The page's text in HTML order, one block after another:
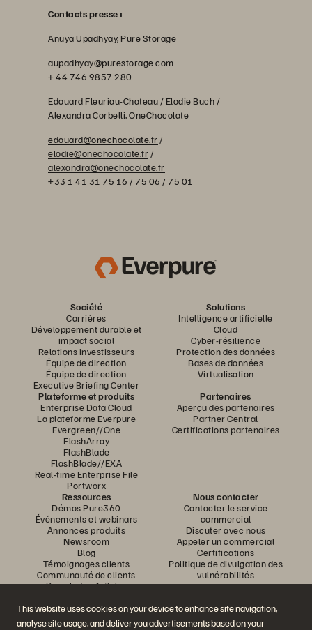
This website uses cookies on your device to enhance site navigation,
analyse site usage, and deliver you advertisements based on your
Contacts presse :
Anuya Upadhyay, Pure Storage
aupadhyay@purestorage.com
+ 44 746 9857 280
Edouard Fleuriau-Chateau / Elodie Buch /
Alexandra Corbelli, OneChocolate
edouard@onechocolate.fr /
elodie@onechocolate.fr /
alexandra@onechocolate.fr
+33 1 41 31 75 16 / 75 06 / 75 01
Société
Carrières
Développement durable et
impact social
Relations investisseurs
Équipe de direction
Équipe de direction
Executive Briefing Center
Solutions
Intelligence artificielle
Cloud
Cyber-résilience
Protection des données
Bases de données
Virtualisation
Plateforme et produits
Enterprise Data Cloud
La plateforme Everpure
Evergreen//One
FlashArray
FlashBlade
FlashBlade//EXA
Real-time Enterprise File
Portworx
Partenaires
Aperçu des partenaires
Partner Central
Certifications partenaires
Ressources
Démos Pure360
Événements et webinars
Annonces produits
Newsroom
Blog
Témoignages clients
Communauté de clients
Knowledge Articles
Nous contacter
Contacter le service
commercial
Discuter avec nous
Appeler un commercial
Certifications
Politique de divulgation des
vulnérabilités